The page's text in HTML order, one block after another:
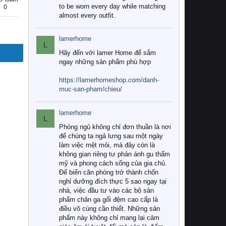
0
to be worn every day while matching
almost every outfit.
L
lamerhome
Hãy đến với lamer Home để sắm
ngay những sản phẩm phù hợp
https://lamerhomeshop.com/danh-
muc-san-pham/chieu/
L
lamerhome
Phòng ngủ không chỉ đơn thuần là nơi
để chúng ta ngả lưng sau một ngày
làm việc mệt mỏi, mà đây còn là
không gian riêng tư phản ánh gu thẩm
mỹ và phong cách sống của gia chủ.
Để biến căn phòng trở thành chốn
nghỉ dưỡng đích thực 5 sao ngay tại
nhà, việc đầu tư vào các bộ sản
phẩm chăn ga gối đệm cao cấp là
điều vô cùng cần thiết. Những sản
phẩm này không chỉ mang lại cảm